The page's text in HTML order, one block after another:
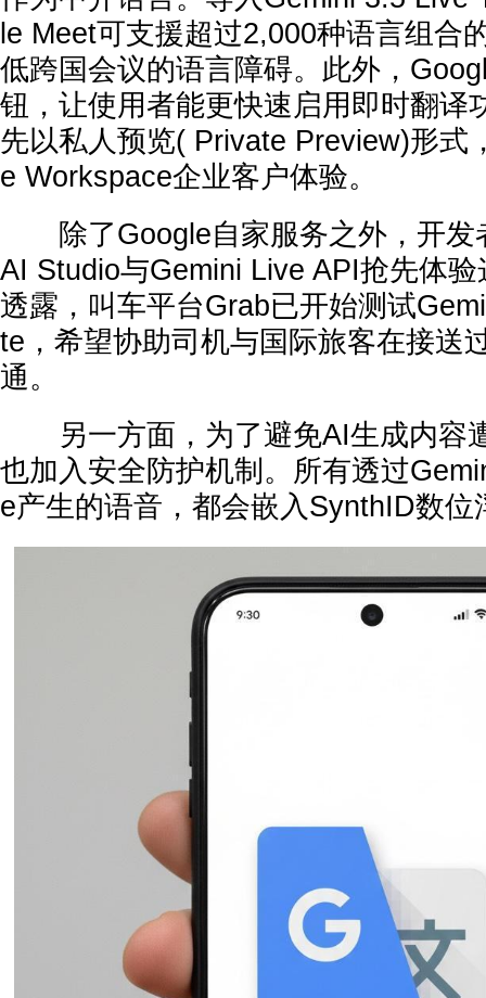
le Meet可支援超过2,000种语言组合
低跨国会议的语言障碍。此外，
钮，让使用者能更快速启用即时翻译
先以私人预览( Private Preview)形式
e Workspace企业客户体验。
除了Google自家服务之外，开发
AI Studio与Gemini Live API抢先体
透露，叫车平台Grab已开始测试
te，希望协助司机与国际旅客在接送
通。
另一方面，为了避免AI生成内容
也加入安全防护机制。所有透过
e产生的语音，都会嵌入SynthID数位